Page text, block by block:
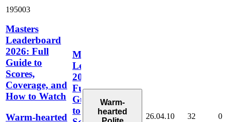
195003
Masters
Leaderboard
2026: Full
Guide to
Scores,
Coverage, and
How to Watch
Warm-hearted
Masters
Leaderboard
2026:
Full
Guide
to
Warm-
hearted
26.04.10 32 0